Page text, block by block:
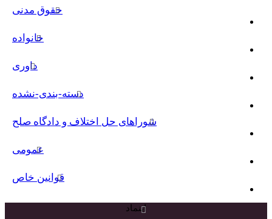
حقوق مدنی
خانواده
داوری
دسته-بندی-نشده
شوراهای حل اختلاف و دادگاه صلح
عمومی
قوانین خاص
اینماد